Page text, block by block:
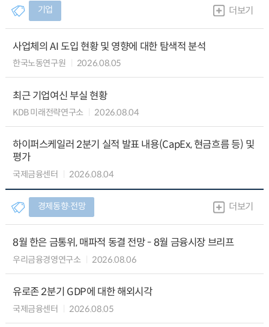
기업 더보기
사업체의 AI 도입 현황 및 영향에 대한 탐색적 분석
한국노동연구원 2026.08.05
최근 기업여신 부실 현황
KDB 미래전략연구소 2026.08.04
하이퍼스케일러 2분기 실적 발표 내용(CapEx, 현금흐름 등) 및
평가
국제금융센터 2026.08.04
경제동향∙전망 더보기
8월 한은 금통위, 매파적 동결 전망 - 8월 금융시장 브리프
우리금융경영연구소 2026.08.06
유로존 2분기 GDP에 대한 해외시각
국제금융센터 2026.08.05